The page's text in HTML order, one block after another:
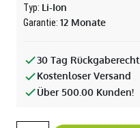
Typ: Li-Ion
Garantie: 12 Monate
30 Tag Rückgaberecht
Kostenloser Versand
Über 500.00 Kunden!